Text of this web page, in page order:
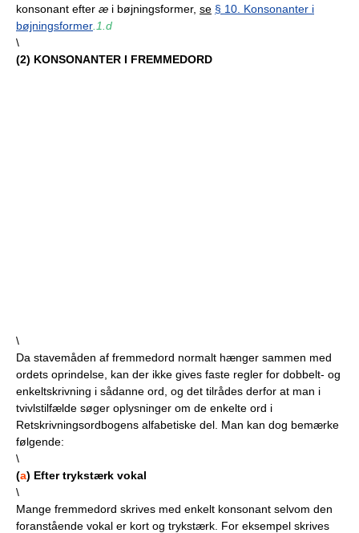
konsonant efter æ i bøjningsformer, se § 10. Konsonanter i
bøjningsformer .1.d
\
(2) KONSONANTER I FREMMEDORD
\
Da stavemåden af fremmedord normalt hænger sammen med
ordets oprindelse, kan der ikke gives faste regler for dobbelt- og
enkeltskrivning i sådanne ord, og det tilrådes derfor at man i
tvivlstilfælde søger oplysninger om de enkelte ord i
Retskrivningsordbogens alfabetiske del. Man kan dog bemærke
følgende:
\
(a) Efter trykstærk vokal
\
Mange fremmedord skrives med enkelt konsonant selvom den
foranstående vokal er kort og trykstærk. For eksempel skrives